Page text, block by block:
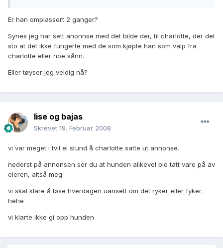
Er han omplassert 2 ganger?
Synes jeg har sett anonnse med det bilde der, til charlotte, der det
sto at det ikke fungerte med de som kjøpte han som valp fra
charlotte eller noe sånn.
Eller tøyser jeg veldig nå?
lise og bajas
Skrevet 19. Februar 2008
vi var meget i tvil ei stund å charlotte satte ut annonse.
nederst på annonsen ser du at hunden alikevel ble tatt vare på av
eieren, altså meg.
vi skal klare å løse hverdagen uansett om det ryker eller fyker.
hehe
vi klarte ikke gi opp hunden